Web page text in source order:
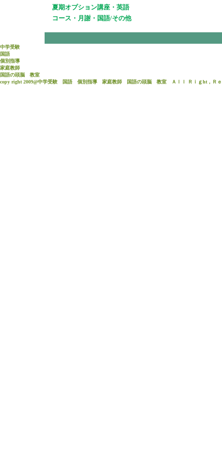
夏期オプション講座・英語
コース・月謝・国語/その他
中学受験
国語
個別指導
家庭教師
国語の頭脳 教室
copy right 2009@中学受験 国語 個別指導 家庭教師 国語の頭脳 教室 Ａｌｌ Ｒｉｇht，Ｒｅ